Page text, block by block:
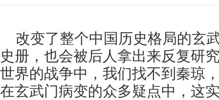
改变了整个中国历史格局的玄
史册，也会被后人拿出来反复研
世界的战争中，我们找不到秦琼
在玄武门病变的众多疑点中，这